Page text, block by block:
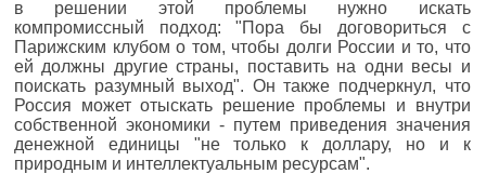
в решении этой проблемы нужно искать
компромиссный подход: "Пора бы договориться с
Парижским клубом о том, чтобы долги России и то, что
ей должны другие страны, поставить на одни весы и
поискать разумный выход". Он также подчеркнул, что
Россия может отыскать решение проблемы и внутри
собственной экономики - путем приведения значения
денежной единицы "не только к доллару, но и к
природным и интеллектуальным ресурсам".